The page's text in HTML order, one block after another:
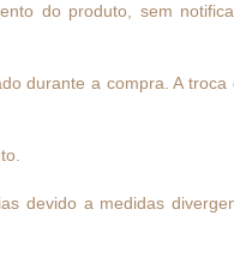
do produto, sem
durante a compra. A troca
devido a medidas